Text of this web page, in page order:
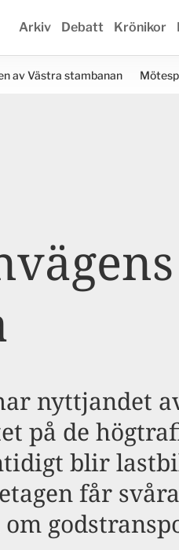
Arkiv Debatt Krönikor
av Västra stambanan
nyttjandet
på de
blir
får